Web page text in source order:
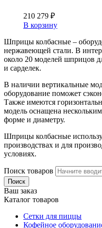
210 279 ₽
В корзину
Шприцы колбасные –
нержавеющей стали. В
около 20 моделей шприцов
и сарделек.
В наличии вертикальные
оборудование поможет
Также имеются
модель оснащена
форме и диаметру.
Шприцы колбасные
производствах и для
условиях.
Поиск товаров
Поиск
Ваш заказ
Каталог товаров
Сетки для пиццы
Кофейное